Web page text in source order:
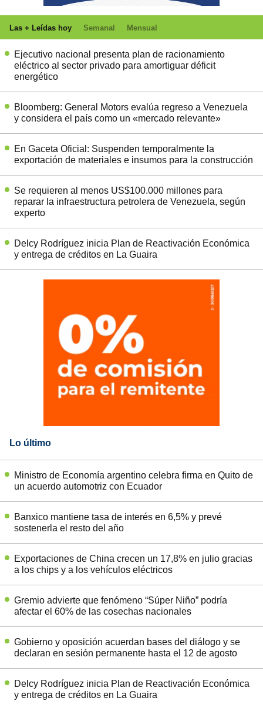
Las + Leídas hoy Semanal Mensual
Ejecutivo nacional presenta plan de racionamiento
eléctrico al sector privado para amortiguar déficit
energético
Bloomberg: General Motors evalúa regreso a Venezuela
y considera el país como un «mercado relevante»
En Gaceta Oficial: Suspenden temporalmente la
exportación de materiales e insumos para la construcción
Se requieren al menos US$100.000 millones para
reparar la infraestructura petrolera de Venezuela, según
experto
Delcy Rodríguez inicia Plan de Reactivación Económica
y entrega de créditos en La Guaira
Lo último
Ministro de Economía argentino celebra firma en Quito de
un acuerdo automotriz con Ecuador
Banxico mantiene tasa de interés en 6,5% y prevé
sostenerla el resto del año
Exportaciones de China crecen un 17,8% en julio gracias
a los chips y a los vehículos eléctricos
Gremio advierte que fenómeno “Súper Niño” podría
afectar el 60% de las cosechas nacionales
Gobierno y oposición acuerdan bases del diálogo y se
declaran en sesión permanente hasta el 12 de agosto
Delcy Rodríguez inicia Plan de Reactivación Económica
y entrega de créditos en La Guaira